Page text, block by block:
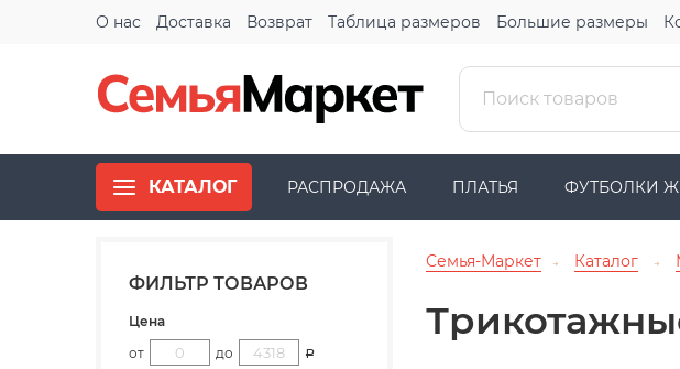
О нас Доставка Возврат Таблица размеров Большие размеры
КАТАЛОГ РАСПРОДАЖА ПЛАТЬЯ ФУТБОЛКИ
ФИЛЬТР ТОВАРОВ
Цена
от
до Р
Семья-Маркет → Каталог →